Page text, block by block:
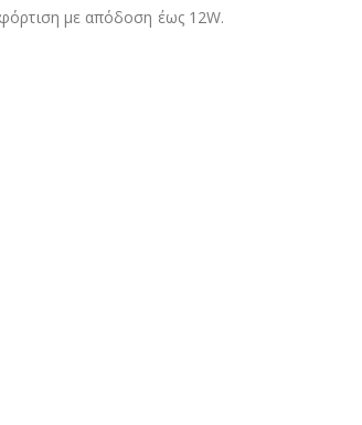
με απόδοση έως 12W.